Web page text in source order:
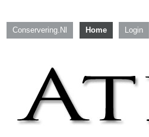
Conservering.nl Home Login